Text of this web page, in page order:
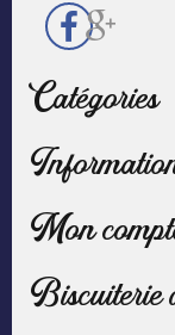
Catégories
Mon
Biscuiterie